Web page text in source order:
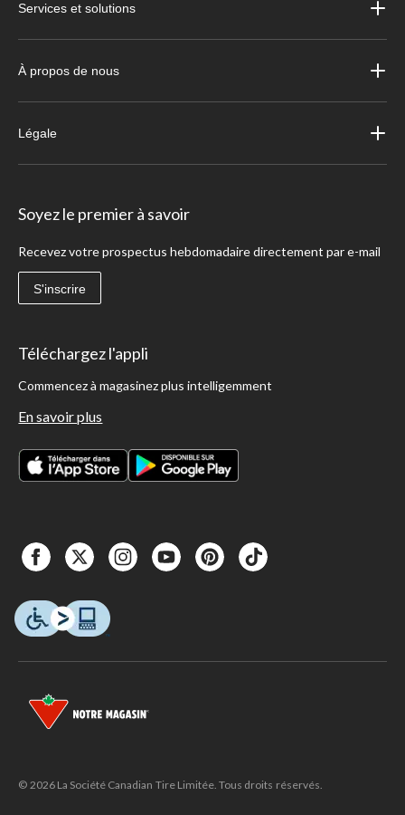
Services et solutions
À propos de nous
Légale
Soyez le premier à savoir
Recevez votre prospectus hebdomadaire directement par e-mail
S'inscrire
Téléchargez l'appli
Commencez à magasinez plus intelligemment
En savoir plus
© 2026 La Société Canadian Tire Limitée. Tous droits réservés.